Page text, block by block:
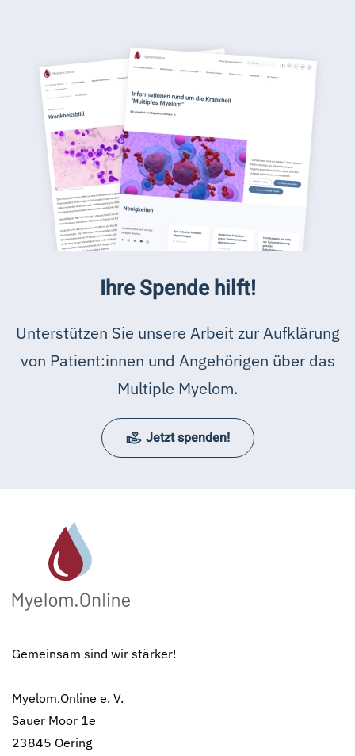
Ihre Spende hilft!
Unterstützen Sie unsere Arbeit zur Aufklärung
von Patient:innen und Angehörigen über das
Multiple Myelom.
Jetzt spenden!
Gemeinsam sind wir stärker!
Myelom.Online e. V.
Sauer Moor 1e
23845 Oering